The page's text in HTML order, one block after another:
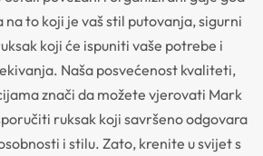
na to koji je vaš stil putovanja, sigurni
koji će ispuniti vaše potrebe i
Naša posvećenost kvaliteti,
znači da možete vjerovati Mark
ruksak koji savršeno odgovara
i stilu. Zato, krenite u svijet s